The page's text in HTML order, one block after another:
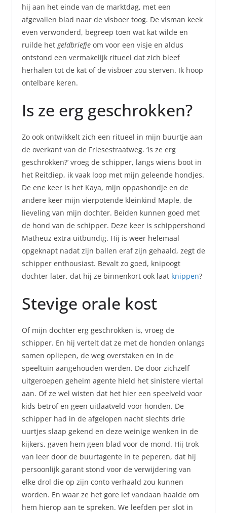
hij aan het einde van de marktdag, met een
afgevallen blad naar de visboer toog. De visman keek
even verwonderd, begreep toen wat kat wilde en
ruilde het geldbriefjeom voor een visje en aldus
ontstond een vermakelijk ritueel dat zich bleef
herhalen tot de kat of de visboer zou sterven. Ik hoop
ontelbare keren.
Is ze erg geschrokken?
Zo ook ontwikkelt zich een ritueel in mijn buurtje aan
de overkant van de Friesestraatweg. ‘Is ze erg
geschrokken?’ vroeg de schipper, langs wiens boot in
het Reitdiep, ik vaak loop met mijn geleende hondjes.
De ene keer is het Kaya, mijn oppashondje en de
andere keer mijn vierpotende kleinkind Maple, de
lieveling van mijn dochter. Beiden kunnen goed met
de hond van de schipper. Deze keer is schippershond
Matheuz extra uitbundig. Hij is weer helemaal
opgeknapt nadat zijn ballen eraf zijn gehaald, zegt de
schipper enthousiast. Bevalt zo goed, knipoogt
dochter later, dat hij ze binnenkort ook laat knippen?
Stevige orale kost
Of mijn dochter erg geschrokken is, vroeg de
schipper. En hij vertelt dat ze met de honden onlangs
samen opliepen, de weg overstaken en in de
speeltuin aangehouden werden. De door zichzelf
uitgeroepen geheim agente hield het sinistere viertal
aan. Of ze wel wisten dat het hier een speelveld voor
kids betrof en geen uitlaatveld voor honden. De
schipper had in de afgelopen nacht slechts drie
uurtjes slaap gekend en deze weinige wenken in de
kijkers, gaven hem geen blad voor de mond. Hij trok
van leer door de buurtagente in te peperen, dat hij
persoonlijk garant stond voor de verwijdering van
elke drol die op zijn conto verhaald zou kunnen
worden. En waar ze het gore lef vandaan haalde om
hem hierop aan te spreken. We leefden per slot in